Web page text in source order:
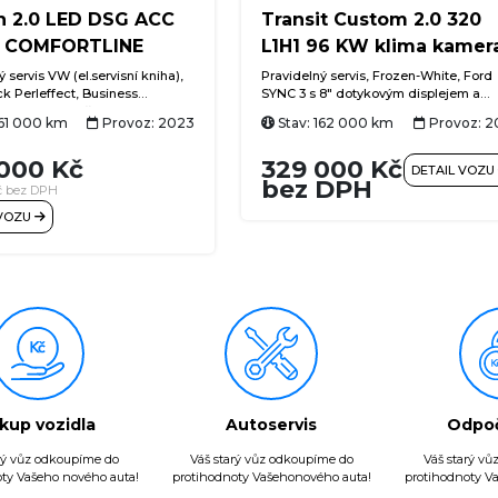
2.0 LED DSG ACC
servis VW (el.servisní kniha),
Perleffect, Business
včetně Streaming &
převodovka, el. výklopné
ACC (adaptivní
Stop & Go, LED světlomety,
klimatizace Air
s ovládáním vzadu,
jízdy v pruhu), Front
nouzového brzdění),
chodců a cyklistů, asistent
proaktivní systém ochrany
rezervní kolo, 16" originální
000 km Provoz: 2023
Kč
bez DPH
Transit Custom 2.0 320
L1H1 96 KW klima
Pravidelný servis, Frozen-White, Ford
SYNC 3 s 8" dotykovým displejem a
CarPlay a Android Auto, FordPass
klimatizace, LED osvětlení
prostoru, vyhřívaná přední sedadla
Stav: 162 000 km Provoz:
329 000 Kč
bez DPH
DETAIL VOZU
vozidla
vůz odkoupíme do
Vašeho nového auta!
Autoservis
Váš starý vůz odkoupíme do
protihodnoty Vašehonového auta!
Váš starý
protihodnoty